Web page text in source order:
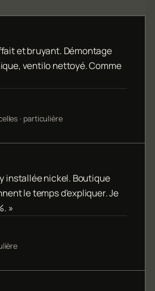
et bruyant. Démontage
ventilo nettoyé. Comme
· particulière
installée nickel. Boutique
le temps d'expliquer. Je
»